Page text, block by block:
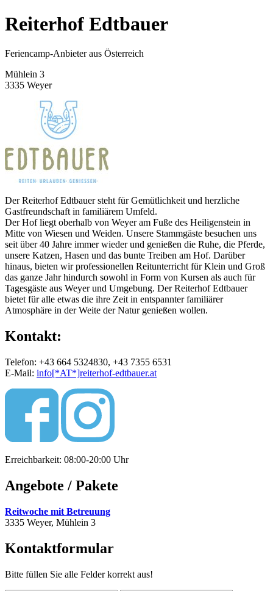
Reiterhof Edtbauer
Feriencamp-Anbieter aus Österreich
Mühlein 3
3335 Weyer
Der Reiterhof Edtbauer steht für Gemütlichkeit und herzliche
Gastfreundschaft in familiärem Umfeld.
Der Hof liegt oberhalb von Weyer am Fuße des Heiligenstein in
Mitte von Wiesen und Weiden. Unsere Stammgäste besuchen uns
seit über 40 Jahre immer wieder und genießen die Ruhe, die Pferde,
unsere Katzen, Hasen und das bunte Treiben am Hof. Darüber
hinaus, bieten wir professionellen Reitunterricht für Klein und Groß
das ganze Jahr hindurch sowohl in Form von Kursen als auch für
Tagesgäste aus Weyer und Umgebung. Der Reiterhof Edtbauer
bietet für alle etwas die ihre Zeit in entspannter familiärer
Atmosphäre in der Weite der Natur genießen wollen.
Kontakt:
Telefon: +43 664 5324830, +43 7355 6531
E-Mail: info[*AT*]reiterhof-edtbauer.at
Erreichbarkeit: 08:00-20:00 Uhr
Angebote / Pakete
Reitwoche mit Betreuung
3335 Weyer, Mühlein 3
Kontaktformular
Bitte füllen Sie alle Felder korrekt aus!